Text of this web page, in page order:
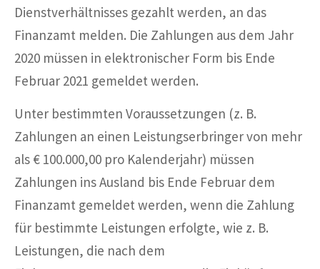
Dienstverhältnisses gezahlt werden, an das
Finanzamt melden. Die Zahlungen aus dem Jahr
2020 müssen in elektronischer Form bis Ende
Februar 2021 gemeldet werden.
Unter bestimmten Voraussetzungen (z. B.
Zahlungen an einen Leistungserbringer von mehr
als € 100.000,00 pro Kalenderjahr) müssen
Zahlungen ins Ausland bis Ende Februar dem
Finanzamt gemeldet werden, wenn die Zahlung
für bestimmte Leistungen erfolgte, wie z. B.
Leistungen, die nach dem